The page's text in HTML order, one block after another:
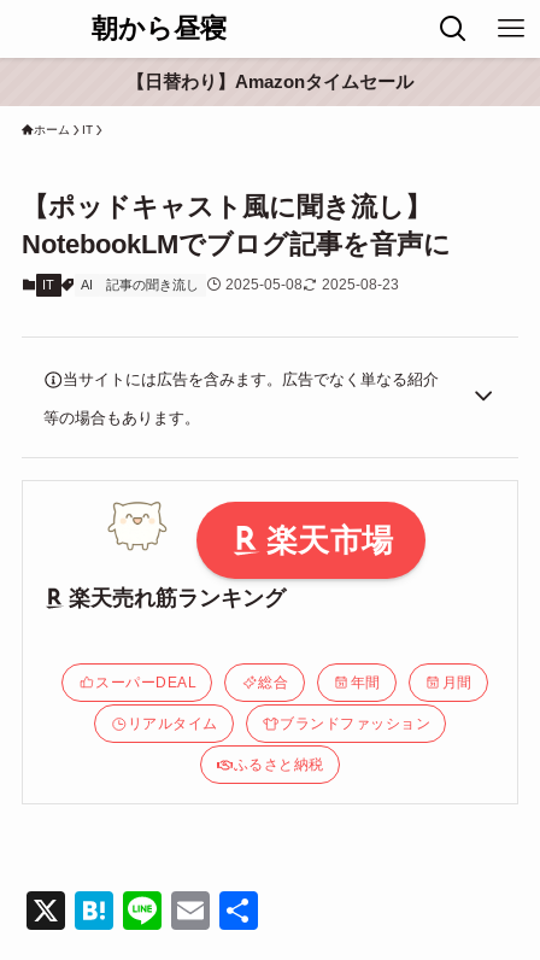
朝から昼寝
【日替わり】Amazonタイムセール
ホーム IT
【ポッドキャスト風に聞き流し】
NotebookLMでブログ記事を音声に
IT AI 記事の聞き流し 2025-05-08 2025-08-23
当サイトには広告を含みます。広告でなく単なる紹介
等の場合もあります。
楽天市場
楽天売れ筋ランキング
スーパーDEAL 総合 年間 月間
リアルタイム ブランドファッション
ふるさと納税
X
H
Li
E